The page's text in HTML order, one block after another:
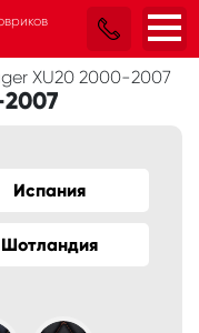
XU20 2000-2007
Испания
Шотландия